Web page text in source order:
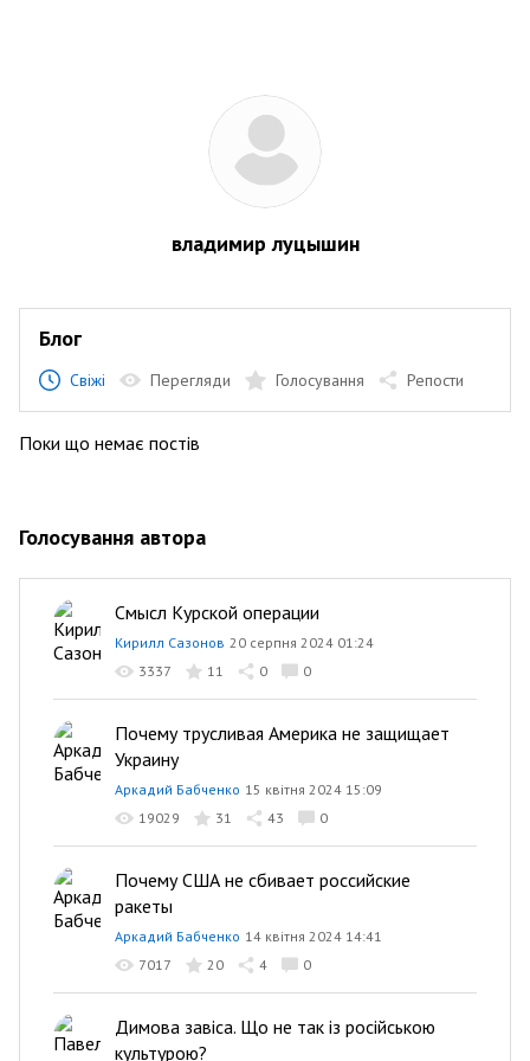
владимир луцышин
Блог
Свіжі Перегляди Голосування Репости
Поки що немає постів
Голосування автора
Смысл Курской операции
Кирилл Сазонов 20 серпня 2024 01:24
3337
11 0 0
Почему трусливая Америка не защищает
Украину
Аркадий Бабченко 15 квітня 2024 15:09
19029
31 43 0
Почему США не сбивает российские
ракеты
Аркадий Бабченко 14 квітня 2024 14:41
7017
20 4 0
Димова завіса. Що не так із російською
культурою?